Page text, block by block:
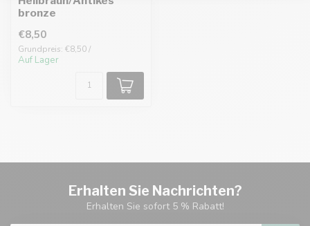
bronze
€8,50
Grundpreis: €8,50 /
Auf Lager
Erhalten Sie Nachrichten?
Erhalten Sie sofort 5 % Rabatt!